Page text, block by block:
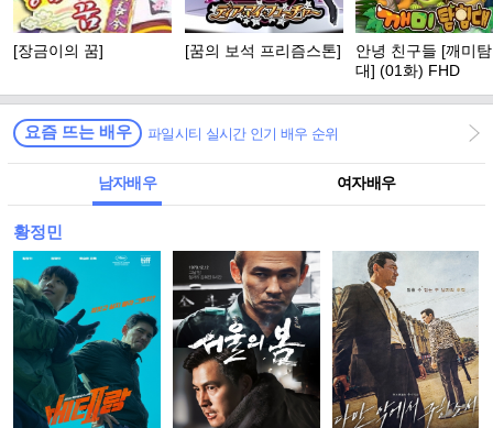
[장금이의 꿈] [꿈의 보석 프리즘스톤]
안녕 친구들 [깨미
대] (01화) FHD
요즘 뜨는 배우 파일시티 실시간 인기 배우 순위
남자배우 여자배우
황정민